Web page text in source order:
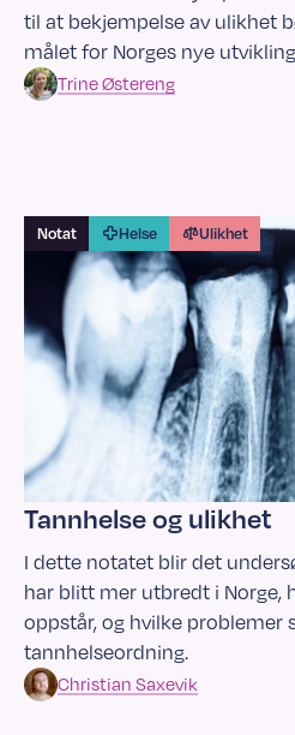
til at bekjempelse av ulikhet
målet for Norges nye
TrineØstereng
Tannhelse og ulikhet
I dette notatet blir det
har blitt mer utbredt i Norge,
oppstår, og hvilke problemer
tannhelseordning.
Notat Helse Ulikhet
Christian Saxevik